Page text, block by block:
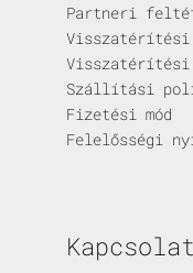
Partneri
Szállítási
Fizetési mód
Felelősségi
Kapcsolat